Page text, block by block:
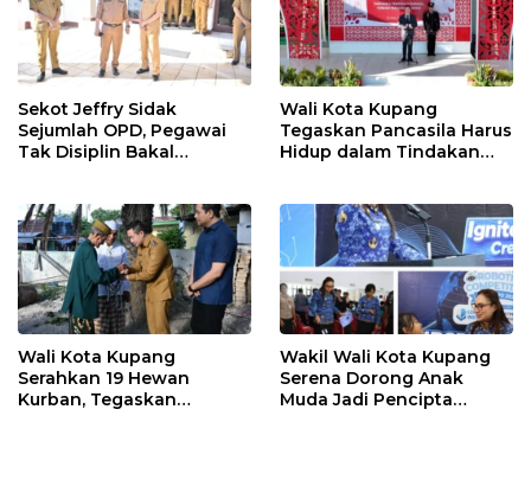
Sekot Jeffry Sidak
Sejumlah OPD, Pegawai
Tak Disiplin Bakal
Wali Kota Kupang
Tegaskan Pancasila Harus
Hidup dalam Tindakan
Wali Kota Kupang
Serahkan 19 Hewan
Kurban, Tegaskan
Wakil Wali Kota Kupang
Serena Dorong Anak
Muda Jadi Pencipta